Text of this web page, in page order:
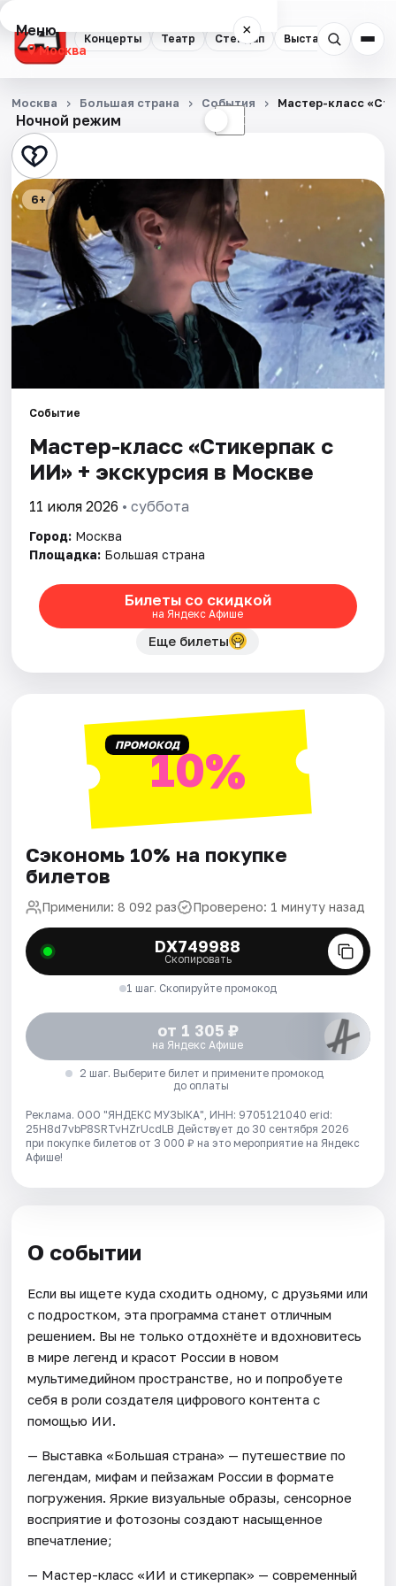
Концерты Театр Стендап Выставки
Меню ×
Москва
Концерты
Театр
Стендап
Выставки
Квесты
Экскурсии
Города
Площадки
Рейтинги
Ночной режим ☾
Москва Большая страна События Мастер-класс
6+
Событие
Мастер-класс «Стикерпак с
ИИ» + экскурсия в Москве
11 июля 2026 • суббота
Город: Москва
Площадка: Большая страна
Билеты со скидкой
на Яндекс Афише
Еще билеты
ПРОМОКОД10%
Сэкономь 10% на покупке
билетов
Применили: 8 092 раз Проверено: 1 минуту назад
DX749988
Скопировать
1 шаг. Скопируйте промокод
от 1 305 ₽
на Яндекс Афише
2 шаг. Выберите билет и примените промокод
до оплаты
Реклама. ООО "ЯНДЕКС МУЗЫКА", ИНН: 9705121040 erid:
25H8d7vbP8SRTvHZrUcdLB Действует до 30 сентября 2026
при покупке билетов от 3 000 ₽ на это мероприятие на Яндекс
Афише!
О событии
Если вы ищете куда сходить одному, с друзьями или
с подростком, эта программа станет отличным
решением. Вы не только отдохнёте и вдохновитесь
в мире легенд и красот России в новом
мультимедийном пространстве, но и попробуете
себя в роли создателя цифрового контента с
помощью ИИ.
— Выставка «Большая страна» — путешествие по
легендам, мифам и пейзажам России в формате
погружения. Яркие визуальные образы, сенсорное
восприятие и фотозоны создают насыщенное
впечатление;
— Мастер-класс «ИИ и стикерпак» — современный